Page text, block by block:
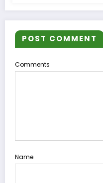
POST COMMENT
Comments
Name